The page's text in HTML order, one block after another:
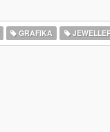
GRAFIKA